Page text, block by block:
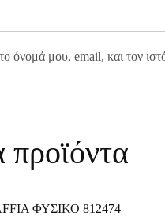
όνομά μου, email, και τον
προϊόντα